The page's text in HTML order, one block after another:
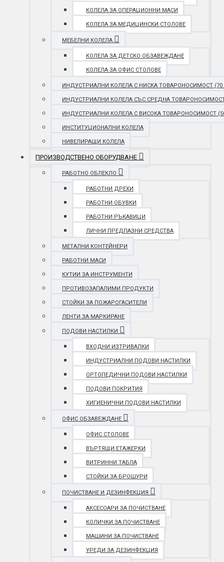
КОЛЕЛА ЗА ОПЕРАЦИОННИ МАСИ
КОЛЕЛА ЗА МЕДИЦИНСКИ СТОЛОВЕ
МЕБЕЛНИ КОЛЕЛА
КОЛЕЛА ЗА ДЕТСКО ОБЗАВЕЖДАНЕ
КОЛЕЛА ЗА ОФИС СТОЛОВЕ
ИНДУСТРИАЛНИ КОЛЕЛА С НИСКА ТОВАРОНОСИМОСТ (70 -
ИНДУСТРИАЛНИ КОЛЕЛА СЪС СРЕДНА ТОВАРОНОСИМОСТ
ИНДУСТРИАЛНИ КОЛЕЛА С ВИСОКА ТОВАРОНОСИМОСТ
ИНСТИТУЦИОНАЛНИ КОЛЕЛА
НИВЕЛИРАЩИ КОЛЕЛА
ПРОИЗВОДСТВЕНО ОБОРУДВАНЕ
РАБОТНО ОБЛЕКЛО
РАБОТНИ ДРЕХИ
РАБОТНИ ОБУВКИ
РАБОТНИ РЪКАВИЦИ
ЛИЧНИ ПРЕДПАЗНИ СРЕДСТВА
МЕТАЛНИ КОНТЕЙНЕРИ
РАБОТНИ МАСИ
КУТИИ ЗА ИНСТРУМЕНТИ
ПРОТИВОЗАПАЛИМИ ПРОДУКТИ
СТОЙКИ ЗА ПОЖАРОГАСИТЕЛИ
ЛЕНТИ ЗА МАРКИРАНЕ
ПОДОВИ НАСТИЛКИ
ВХОДНИ ИЗТРИВАЛКИ
ИНДУСТРИАЛНИ ПОДОВИ НАСТИЛКИ
ОРТОПЕДИЧНИ ПОДОВИ НАСТИЛКИ
ПОДОВИ ПОКРИТИЯ
ХИГИЕНИЧНИ ПОДОВИ НАСТИЛКИ
ОФИС ОБЗАВЕЖДАНЕ
ОФИС СТОЛОВЕ
ВЪРТЯЩИ ЕТАЖЕРКИ
ВИТРИННИ ТАБЛА
СТОЙКИ ЗА БРОШУРИ
ПОЧИСТВАНЕ И ДЕЗИНФЕКЦИЯ
АКСЕСОАРИ ЗА ПОЧИСТВАНЕ
КОЛИЧКИ ЗА ПОЧИСТВАНЕ
МАШИНИ ЗА ПОЧИСТВАНЕ
УРЕДИ ЗА ДЕЗИНФЕКЦИЯ